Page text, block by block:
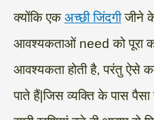
क्योंकि एकअच्छी जिंदगीजीने
आवश्यकताओं need को पूरा
आवश्यकता होती है, परंतु ऐसे
पाते हैं|जिस व्यक्ति के पास